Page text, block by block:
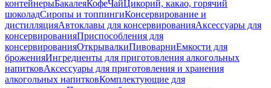
контейнерыБакалеяКофеЧайЦикорий, какао, горячий
шоколадСиропы и топпингиКонсервирование и
дистилляцияАвтоклавы для консервированияАксессуары для
консервированияПриспособления для
консервированияОткрывалкиПивоварниЕмкости для
броженияИнгредиенты для приготовления алкогольных
напитковАксессуары для приготовления и хранения
алкогольных напитковКомплектующие для